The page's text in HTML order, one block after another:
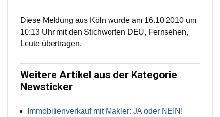
Diese Meldung aus Köln wurde am 16.10.2010 um
10:13 Uhr mit den Stichworten DEU, Fernsehen,
Leute übertragen.
Weitere Artikel aus der Kategorie
Newsticker
Immobilienverkauf mit Makler: JA oder NEIN!